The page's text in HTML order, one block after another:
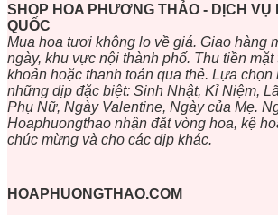
SHOP HOA PHƯƠNG THẢO - DỊCH VỤ
QUỐC
Mua hoa tươi không lo về giá. Giao hàng
ngày, khu vực nội thành phố. Thu tiền
khoản hoặc thanh toán qua thẻ. Lựa chọn
những dịp đặc biệt: Sinh Nhật, Kỉ Niệm,
Phụ Nữ, Ngày Valentine, Ngày của Mẹ.
Hoaphuongthao nhận đặt vòng hoa, kệ
chúc mừng và cho các dịp khác.
HOAPHUONGTHAO.COM